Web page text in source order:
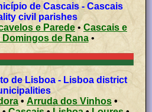
de Cascais - Cascais
civil parishes
e Parede • Cascais e
Domingos de Rana•
• Arruda dos Vinhos •